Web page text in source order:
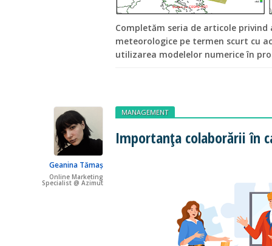
Completăm seria de articole
meteorologice pe termen scurt cu
utilizarea modelelor numerice în
Geanina Tămaș
Online Marketing
Specialist @ Azimut
MANAGEMENT
Importanța colaborării în